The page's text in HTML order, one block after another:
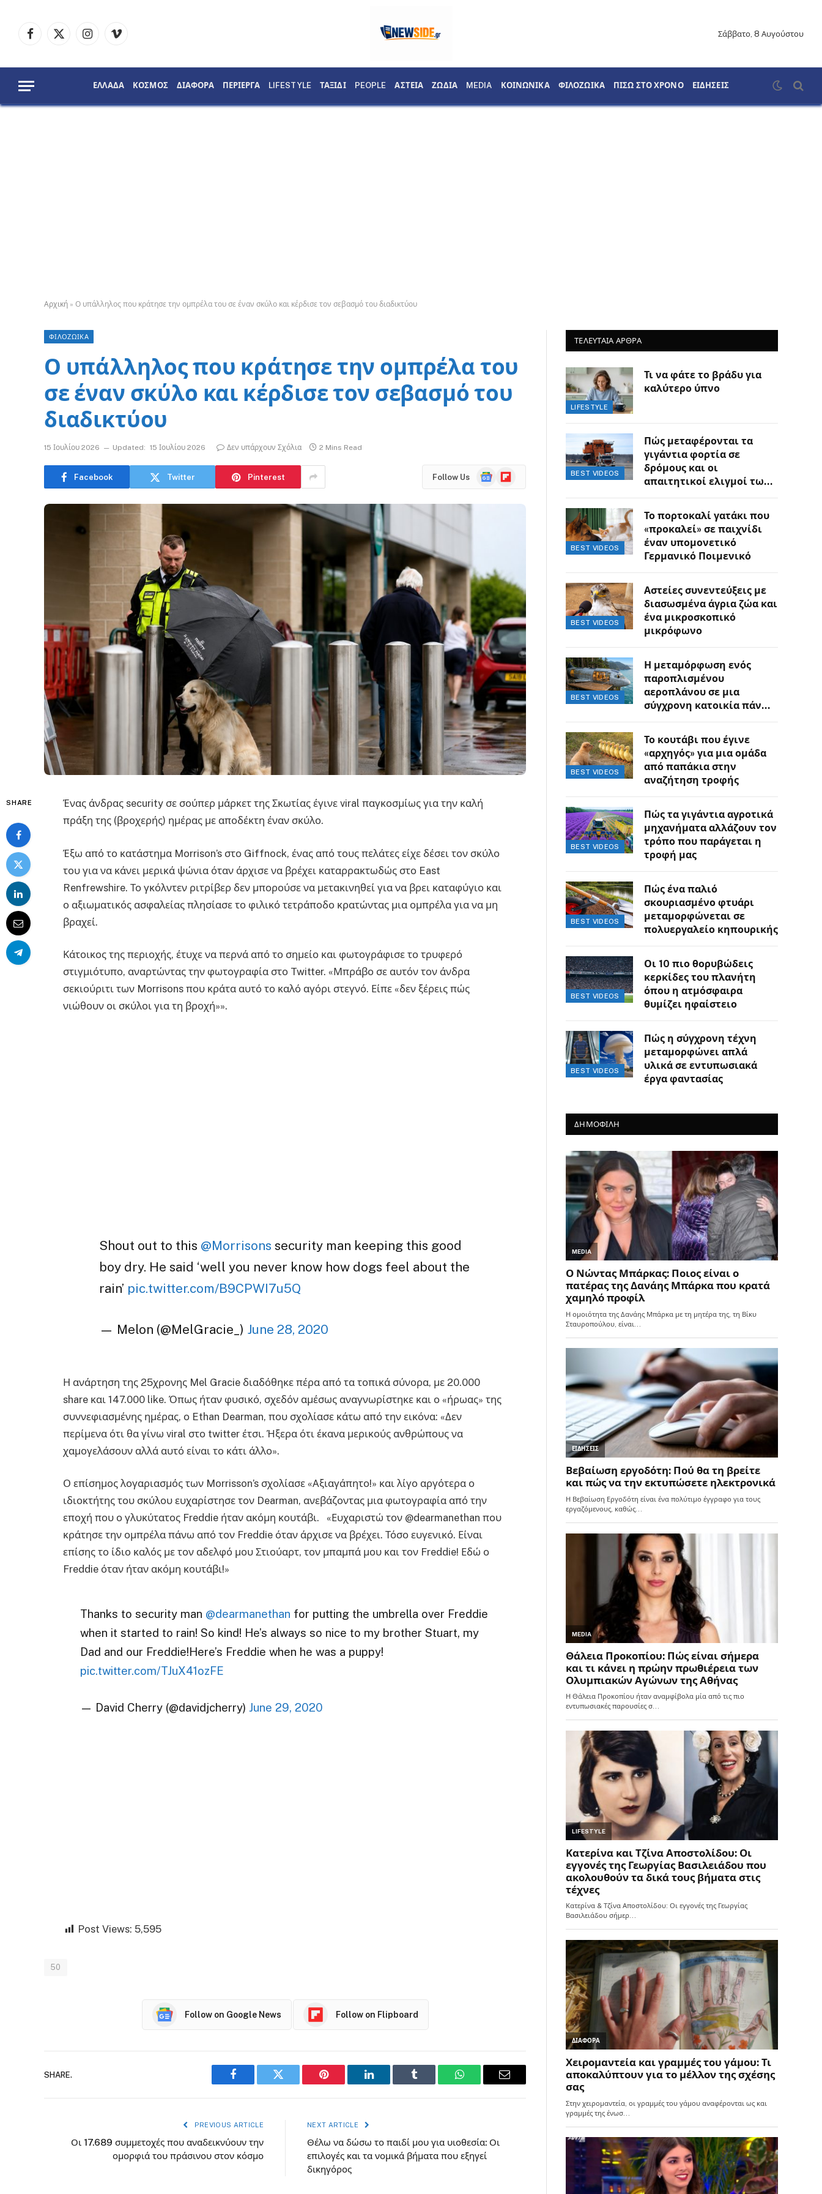
Facebook
X
InstagramVimeo
Σάββατο, 8 Αυγούστου
ΕΛΛΑΔΑ ΚΟΣΜΟΣ ΔΙΑΦΟΡΑ ΠΕΡΙΕΡΓΑ LIFESTYLE ΤΑΞΙΔΙ PEOPLE ΑΣΤΕΙΑ ΖΩΔΙΑ MEDIA ΚΟΙΝΩΝΙΚΑ ΦΙΛΟΖΩΙΚΑ ΠΙΣΩ ΣΤΟ ΧΡΟΝΟ ΕΙΔΗΣΕΙΣ
Αρχική » Ο υπάλληλος που κράτησε την ομπρέλα του σε έναν σκύλο και κέρδισε τον σεβασμό του διαδικτύου
ΦΙΛΟΖΩΙΚΑ
Ο υπάλληλος που κράτησε την ομπρέλα του
σε έναν σκύλο και κέρδισε τον σεβασμό του
διαδικτύου
15 Ιουλίου 2026 Updated: 15 Ιουλίου 2026 Δεν υπάρχουν Σχόλια 2 Mins Read
Facebook Twitter Pinterest Follow Us
GoogleFlipboard
SHARE
Ένας άνδρας security σε σούπερ μάρκετ της Σκωτίας έγινε viral παγκοσμίως για την καλή
πράξη της (βροχερής) ημέρας με αποδέκτη έναν σκύλο.
Έξω από το κατάστημα Morrison’s στο Giffnock, ένας από τους πελάτες είχε δέσει τον σκύλο
του για να κάνει μερικά ψώνια όταν άρχισε να βρέχει καταρρακτωδώς στο East
Renfrewshire. Το γκόλντεν ριτρίβερ δεν μπορούσε να μετακινηθεί για να βρει καταφύγιο και
ο αξιωματικός ασφαλείας πλησίασε το φιλικό τετράποδο κρατώντας μια ομπρέλα για να μη
βραχεί.
Κάτοικος της περιοχής, έτυχε να περνά από το σημείο και φωτογράφισε το τρυφερό
στιγμιότυπο, αναρτώντας την φωτογραφία στο Twitter. «Μπράβο σε αυτόν τον άνδρα
σεκιούριτι των Morrisons που κράτα αυτό το καλό αγόρι στεγνό. Είπε «δεν ξέρεις πώς
νιώθουν οι σκύλοι για τη βροχή»».
Shout out to this @Morrisons security man keeping this good
boy dry. He said ‘well you never know how dogs feel about the
rain’ pic.twitter.com/B9CPWI7u5Q
— Melon (@MelGracie_) June 28, 2020
Η ανάρτηση της 25χρονης Mel Gracie διαδόθηκε πέρα από τα τοπικά σύνορα, με 20.000
share και 147.000 like. Όπως ήταν φυσικό, σχεδόν αμέσως αναγνωρίστηκε και ο «ήρωας» της
συννεφιασμένης ημέρας, ο Ethan Dearman, που σχολίασε κάτω από την εικόνα: «Δεν
περίμενα ότι θα γίνω viral στο twitter έτσι. Ήξερα ότι έκανα μερικούς ανθρώπους να
χαμογελάσουν αλλά αυτό είναι το κάτι άλλο».
Ο επίσημος λογαριασμός των Morrisson’s σχολίασε «Αξιαγάπητο!» και λίγο αργότερα ο
ιδιοκτήτης του σκύλου ευχαρίστησε τον Dearman, ανεβάζοντας μια φωτογραφία από την
εποχή που ο γλυκύτατος Freddie ήταν ακόμη κουτάβι. «Ευχαριστώ τον @dearmanethan που
κράτησε την ομπρέλα πάνω από τον Freddie όταν άρχισε να βρέχει. Τόσο ευγενικό. Είναι
επίσης το ίδιο καλός με τον αδελφό μου Στιούαρτ, τον μπαμπά μου και τον Freddie! Εδώ ο
Freddie όταν ήταν ακόμη κουτάβι!»
Thanks to security man @dearmanethan for putting the umbrella over Freddie
when it started to rain! So kind! He’s always so nice to my brother Stuart, my
Dad and our Freddie!Here’s Freddie when he was a puppy!
pic.twitter.com/TJuX41ozFE
— David Cherry (@davidjcherry) June 29, 2020
Post Views: 5,595
50
Follow on Google News Follow on Flipboard
SHARE.
Facebook Twitter Pinterest LinkedIn Tumblr WhatsAppEmail
PREVIOUS ARTICLE
Οι 17.689 συμμετοχές που αναδεικνύουν την
ομορφιά του πράσινου στον κόσμο
NEXT ARTICLE
Θέλω να δώσω το παιδί μου για υιοθεσία: Οι
επιλογές και τα νομικά βήματα που εξηγεί
δικηγόρος
ΤΕΛΕΥΤΑΙΑ ΑΡΘΡΑ
LIFESTYLE
Τι να φάτε το βράδυ για
καλύτερο ύπνο
BEST VIDEOS
Πώς μεταφέρονται τα
γιγάντια φορτία σε
δρόμους και οι
απαιτητικοί ελιγμοί των
BEST VIDEOS
Το πορτοκαλί γατάκι που
«προκαλεί» σε παιχνίδι
έναν υπομονετικό
Γερμανικό Ποιμενικό
BEST VIDEOS
Αστείες συνεντεύξεις με
διασωσμένα άγρια ζώα και
ένα μικροσκοπικό
μικρόφωνο
BEST VIDEOS
Η μεταμόρφωση ενός
παροπλισμένου
αεροπλάνου σε μια
σύγχρονη κατοικία πάνω
BEST VIDEOS
Το κουτάβι που έγινε
«αρχηγός» για μια ομάδα
από παπάκια στην
αναζήτηση τροφής
BEST VIDEOS
Πώς τα γιγάντια αγροτικά
μηχανήματα αλλάζουν τον
τρόπο που παράγεται η
τροφή μας
BEST VIDEOS
Πώς ένα παλιό
σκουριασμένο φτυάρι
μεταμορφώνεται σε
πολυεργαλείο κηπουρικής
BEST VIDEOS
Οι 10 πιο θορυβώδεις
κερκίδες του πλανήτη
όπου η ατμόσφαιρα
θυμίζει ηφαίστειο
BEST VIDEOS
Πώς η σύγχρονη τέχνη
μεταμορφώνει απλά
υλικά σε εντυπωσιακά
έργα φαντασίας
ΔΗΜΟΦΙΛΗ